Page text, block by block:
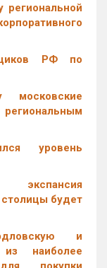
региональной
РФ по
московские
уровень
экспансия
будет
и
наиболее